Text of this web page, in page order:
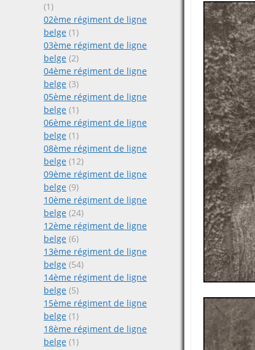
(1)
02ème régiment de ligne
belge (1)
03ème régiment de ligne
belge (2)
04ème régiment de ligne
belge (3)
05ème régiment de ligne
belge (1)
06ème régiment de ligne
belge (1)
08ème régiment de ligne
belge (12)
09ème régiment de ligne
belge (9)
10ème régiment de ligne
belge (24)
12ème régiment de ligne
belge (6)
13ème régiment de ligne
belge (54)
14ème régiment de ligne
belge (5)
15ème régiment de ligne
belge (1)
18ème régiment de ligne
belge (1)